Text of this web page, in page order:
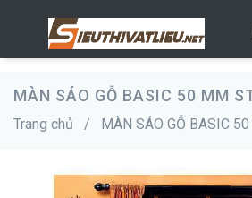
MÀN SÁO GỖ BASIC 50 MM
Trang chủ / MÀN SÁO GỖ BASIC